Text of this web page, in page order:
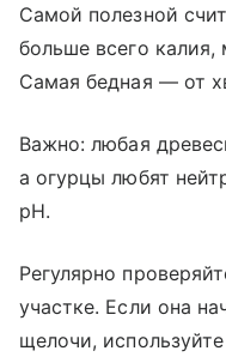
Самой полезной
больше всего
Самая бедная — от
Важно: любая
а огурцы любят
pH.
Регулярно
участке. Если она
щелочи,